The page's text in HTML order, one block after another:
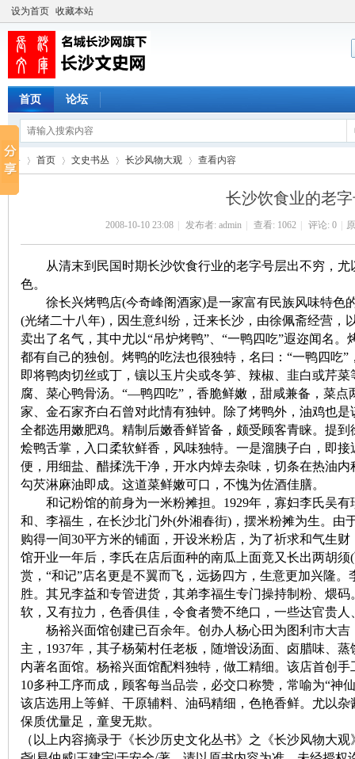
设为首页 收藏本站
首页 论坛
首页 文史书丛
›
长沙风物大观 查看内容
长沙饮食业的老
2008-10-10 23:08 发布者: admin 查看: 1062 评论: 0
从清末到民国时期长沙饮食行业的老字号层出不穷，尤
色。
徐长兴烤鸭店(今奇峰阁酒家)是一家富有民族风味特色
(光绪二十八年)，因生意纠纷，迁来长沙，由徐佩斋经营，
卖出了名气，其中尤以“吊炉烤鸭”、“一鸭四吃”遐迩闻名
都有自己的独创。烤鸭的吃法也很独特，名曰：“一鸭四吃
即将鸭肉切丝或丁，镶以玉片尖或冬笋、辣椒、韭白或芹
腐、菜心鸭骨汤。“—鸭四吃”，香脆鲜嫩，甜咸兼备，菜
家、金石家齐白石曾对此情有独钟。除了烤鸭外，油鸡也
全都选用嫩肥鸡。精制后嫩香鲜皆备，颇受顾客青睐。提
烩鸭舌掌，入口柔软鲜香，风味独特。一是溜胰子白，即
便，用细盐、醋揉洗干净，开水内焯去杂味，切条在热油
勾芡淋麻油即成。这道菜鲜嫩可口，不愧为佐酒佳膳。
和记粉馆的前身为一米粉摊担。1929年，寡妇李氏吴有
和、李福生，在长沙北门外(外湘春街)，摆米粉摊为生。由
购得一间30平方米的铺面，开设米粉店，为了祈求和气生
馆开业一年后，李氏在店后面种的南瓜上面竟又长出两胡
赏，“和记”店名更是不翼而飞，远扬四方，生意更加兴隆
胜。其兄李益和专管进货，其弟李福生专门操持制粉、煨
软，又有拉力，色香俱佳，令食者赞不绝口，一些达官贵
杨裕兴面馆创建已百余年。创办人杨心田为图利市大吉
主，1937年，其子杨菊村任老板，随增设汤面、卤腊味、
内著名面馆。杨裕兴面馆配料独特，做工精细。该店首创
10多种工序而成，顾客每当品尝，必交口称赞，常喻为“神
该店选用上等鲜、干原辅料、油码精细，色艳香鲜。尤以
保质优量足，童叟无欺。
（以上内容摘录于《长沙历史文化丛书》之《长沙风物大